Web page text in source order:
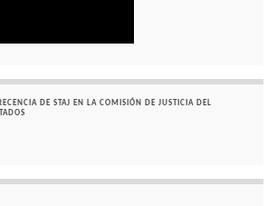
DE STAJ EN LA COMISIÓN DE JUSTICIA DEL